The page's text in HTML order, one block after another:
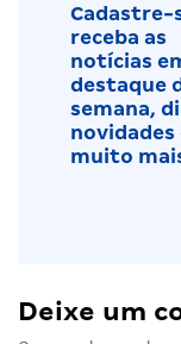
Cadastre-
receba as
notícias
destaque
semana,
novidades
muito
Deixe um